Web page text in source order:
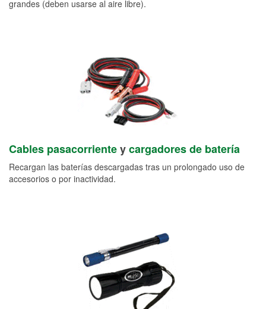
grandes (deben usarse al aire libre).
Cables pasacorrienteycargadores de batería
Recargan las baterías descargadas tras un prolongado uso de
accesorios o por inactividad.